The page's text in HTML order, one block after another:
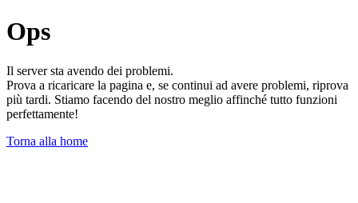
Ops
Il server sta avendo dei problemi.
Prova a ricaricare la pagina e, se continui ad avere problemi, riprova
più tardi. Stiamo facendo del nostro meglio affinché tutto funzioni
perfettamente!
Torna alla home